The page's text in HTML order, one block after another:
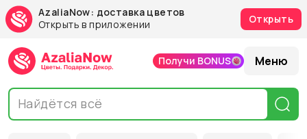
AzaliaNow: доставка цветов
Открыть в приложении
Открыть
Получи BONUS Меню